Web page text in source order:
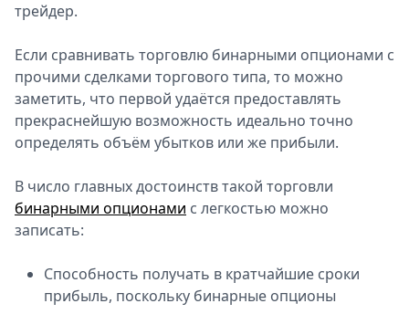
трейдер.
Если сравнивать торговлю бинарными опционами с
прочими сделками торгового типа, то можно
заметить, что первой удаётся предоставлять
прекраснейшую возможность идеально точно
определять объём убытков или же прибыли.
В число главных достоинств такой торговли
бинарными опционами с легкостью можно
записать:
Способность получать в кратчайшие сроки
прибыль, поскольку бинарные опционы